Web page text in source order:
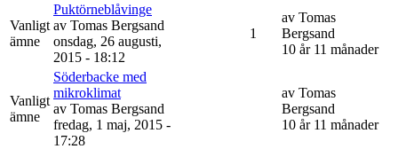
Vanligt
ämne
Puktörneblåvinge
av Tomas Bergsand
onsdag, 26 augusti,
2015 - 18:12
1
av Tomas
Bergsand
10 år 11 månader
Vanligt
ämne
Söderbacke med
mikroklimat
av Tomas Bergsand
fredag, 1 maj, 2015 -
17:28
av Tomas
Bergsand
10 år 11 månader